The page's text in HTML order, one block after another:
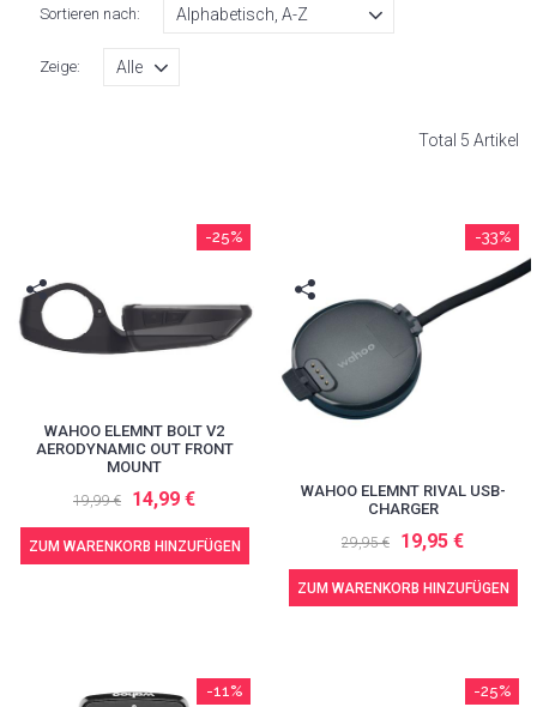
Sortieren nach:
Zeige:
Total 5 Artikel
-25%
WAHOO ELEMNT BOLT V2
AERODYNAMIC OUT FRONT
MOUNT
19,99 € 14,99 €
ZUM WARENKORB HINZUFÜGEN
-33%
WAHOO ELEMNT RIVAL USB-
CHARGER
29,95 € 19,95 €
ZUM WARENKORB HINZUFÜGEN
-11% -25%